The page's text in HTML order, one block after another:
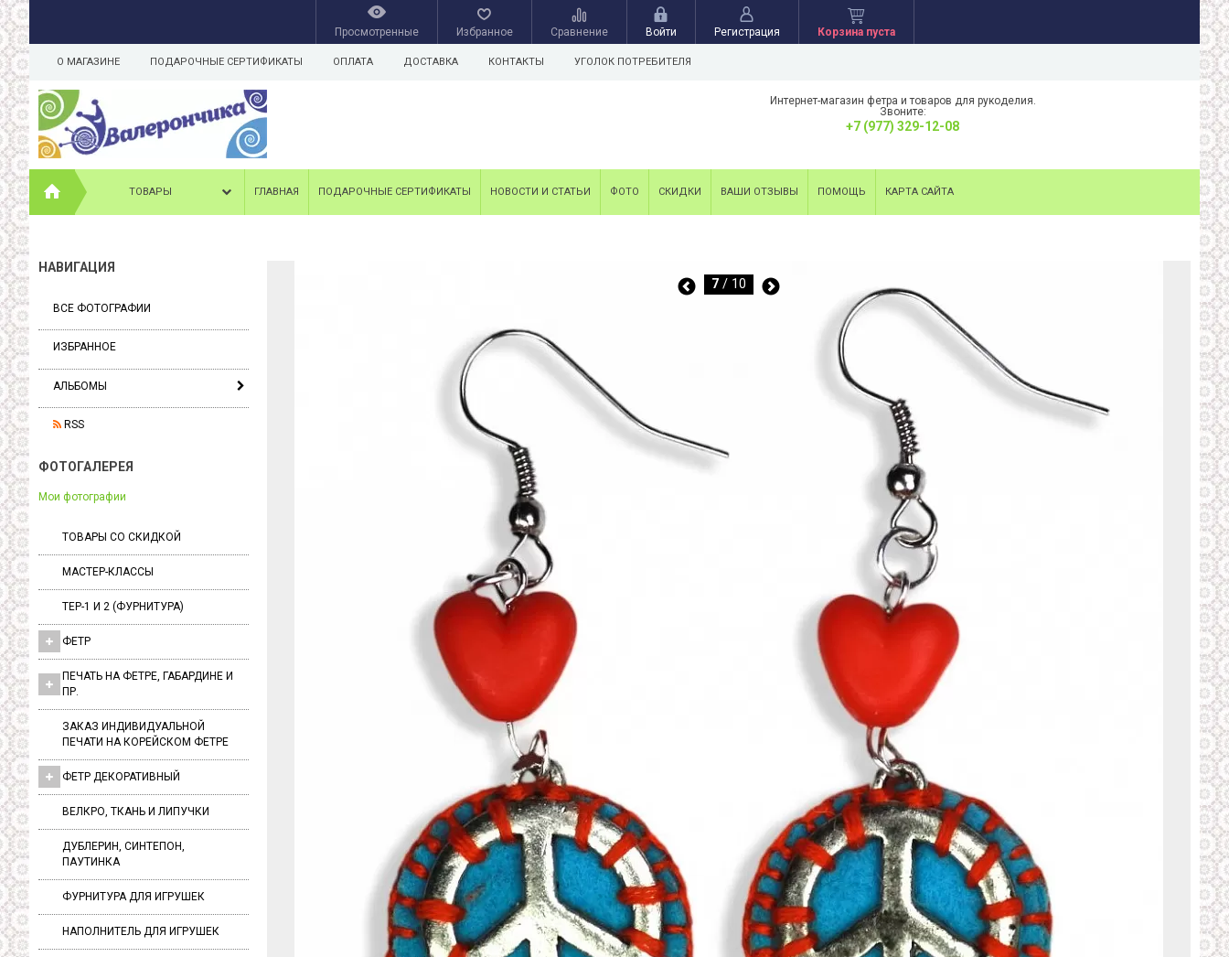
Просмотренные Избранное Сравнение Войти Регистрация Корзина пуста
О МАГАЗИНЕ ПОДАРОЧНЫЕ СЕРТИФИКАТЫ ОПЛАТА ДОСТАВКА КОНТАКТЫ УГОЛОК ПОТРЕБИТЕЛЯ
Интернет-магазин фетра и товаров для рукоделия.
Звоните:
+7 (977) 329-12-08
ТОВАРЫ ГЛАВНАЯ ПОДАРОЧНЫЕ СЕРТИФИКАТЫ НОВОСТИ И СТАТЬИ ФОТО СКИДКИ ВАШИ ОТЗЫВЫ ПОМОЩЬ КАРТА САЙТА
НАВИГАЦИЯ
ВСЕ ФОТОГРАФИИ
ИЗБРАННОЕ
АЛЬБОМЫ
RSS
ФОТОГАЛЕРЕЯ
Мои фотографии
ТОВАРЫ СО СКИДКОЙ
МАСТЕР-КЛАССЫ
ТЕР-1 И 2 (ФУРНИТУРА)
ФЕТР
ПЕЧАТЬ НА ФЕТРЕ, ГАБАРДИНЕ И
ПР.
ЗАКАЗ ИНДИВИДУАЛЬНОЙ
ПЕЧАТИ НА КОРЕЙСКОМ ФЕТРЕ
ФЕТР ДЕКОРАТИВНЫЙ
ВЕЛКРО, ТКАНЬ И ЛИПУЧКИ
ДУБЛЕРИН, СИНТЕПОН,
ПАУТИНКА
ФУРНИТУРА ДЛЯ ИГРУШЕК
НАПОЛНИТЕЛЬ ДЛЯ ИГРУШЕК
7 / 10